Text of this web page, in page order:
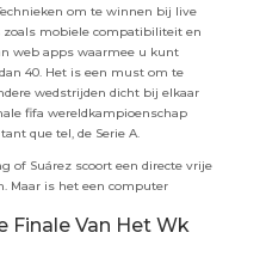
om te winnen bij live
mobiele compatibiliteit en
web apps waarmee u kunt
40. Het is een must om te
wedstrijden dicht bij elkaar
fifa wereldkampioenschap
que tel, de Serie A.
of Suárez scoort een directe vrije
Maar is het een computer
Finale Van Het Wk